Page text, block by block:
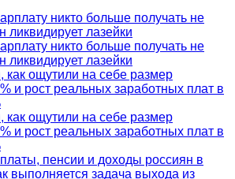
никто больше получать не
ликвидирует лазейки
никто больше получать не
ликвидирует лазейки
как ощутили на себе размер
и рост реальных заработных плат в
как ощутили на себе размер
и рост реальных заработных плат в
пенсии и доходы россиян в
выполняется задача выхода из